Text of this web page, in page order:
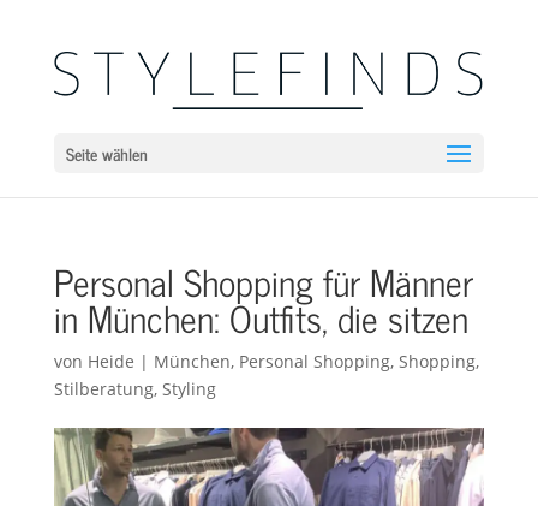
Seite wählen
Personal Shopping für Männer
in München: Outfits, die sitzen
von Heide | München, Personal Shopping, Shopping,
Stilberatung, Styling